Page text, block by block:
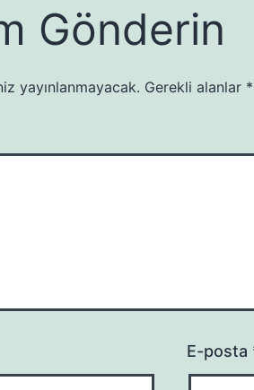
Gönderin
yayınlanmayacak. Gerekli alanlar *
E-posta